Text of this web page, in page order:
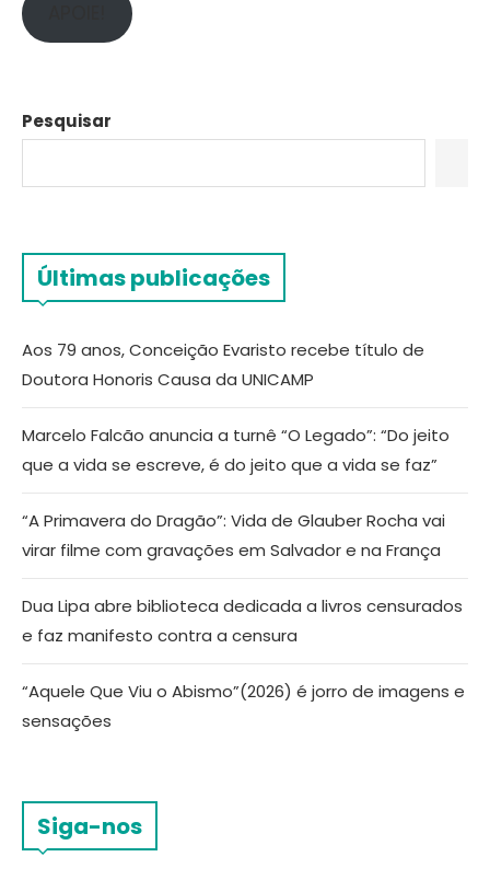
Pesquisar
Últimas publicações
Aos 79 anos, Conceição Evaristo recebe título de
Doutora Honoris Causa da UNICAMP
Marcelo Falcão anuncia a turnê “O Legado”: “Do jeito
que a vida se escreve, é do jeito que a vida se faz”
“A Primavera do Dragão”: Vida de Glauber Rocha vai
virar filme com gravações em Salvador e na França
Dua Lipa abre biblioteca dedicada a livros censurados
e faz manifesto contra a censura
“Aquele Que Viu o Abismo”(2026) é jorro de imagens e
sensações
Siga-nos